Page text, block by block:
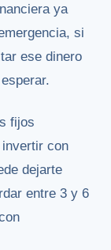
ya
si
ese dinero
fijos
con
dejarte
entre 3 y 6